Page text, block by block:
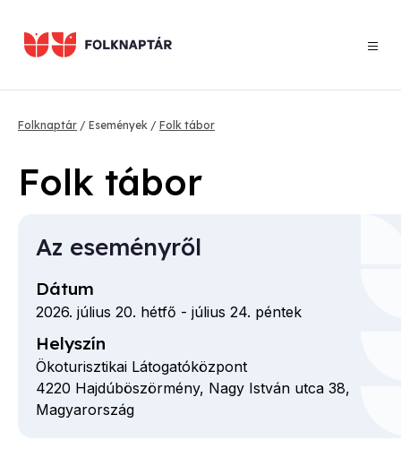
tartalomra
Morzsa
Folknaptár Események Folk tábor
Folk tábor
Az eseményről
Dátum
2026. július 20. hétfő - július 24. péntek
Helyszín
Ökoturisztikai Látogatóközpont
4220 Hajdúböszörmény, Nagy István utca 38,
Magyarország